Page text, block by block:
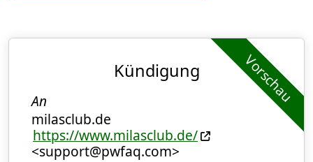
Vorschau
Kündigung
An
milasclub.de
https://www.milasclub.de/
<support@pwfaq.com>